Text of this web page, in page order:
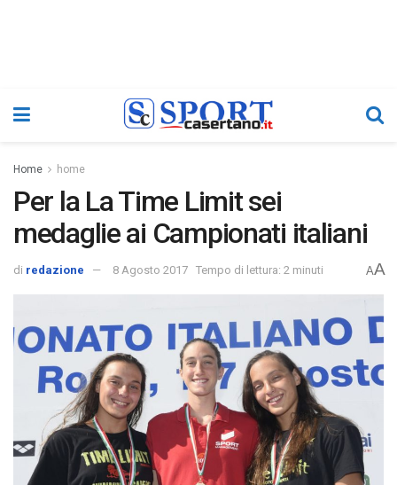
Home home
Per la La Time Limit sei
medaglie ai Campionati italiani
di redazione 8 Agosto 2017 Tempo di lettura: 2 minuti AA